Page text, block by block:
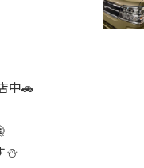
中🚗
⛄️